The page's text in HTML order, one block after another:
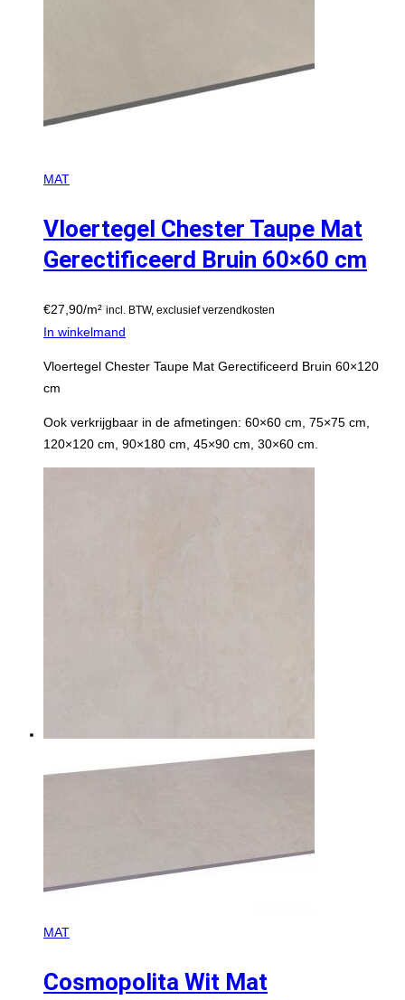
MAT
Vloertegel Chester Taupe Mat
Gerectificeerd Bruin 60×60 cm
€27,90/m² incl. BTW, exclusief verzendkosten
In winkelmand
Vloertegel Chester Taupe Mat Gerectificeerd Bruin 60×120
cm
Ook verkrijgbaar in de afmetingen: 60×60 cm, 75×75 cm,
120×120 cm, 90×180 cm, 45×90 cm, 30×60 cm.
MAT
Cosmopolita Wit Mat